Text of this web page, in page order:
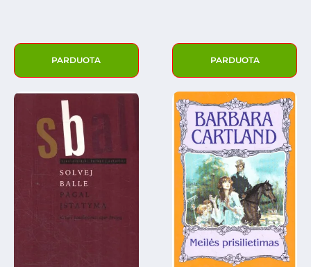
PARDUOTA PARDUOTA